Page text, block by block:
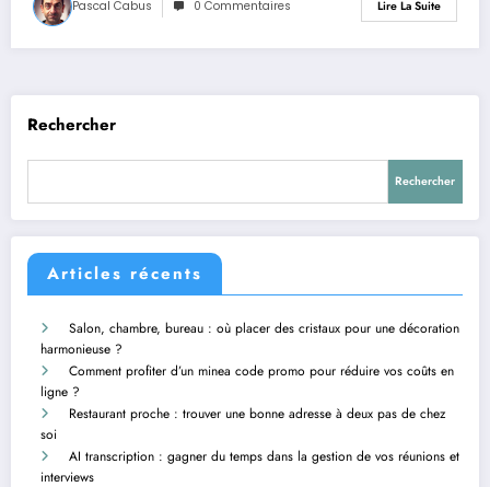
Pascal Cabus 0 Commentaires Lire La Suite
Rechercher
Rechercher
Articles récents
Salon, chambre, bureau : où placer des cristaux pour une décoration
harmonieuse ?
Comment profiter d’un minea code promo pour réduire vos coûts en
ligne ?
Restaurant proche : trouver une bonne adresse à deux pas de chez
soi
AI transcription : gagner du temps dans la gestion de vos réunions et
interviews